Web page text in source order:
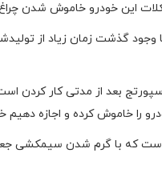
که با وجود گذشت زمان زیاد از
بعد از مدتی کار کردن
را خاموش کرده و اجازه دهیم
است که با گرم شدن سیمکشی